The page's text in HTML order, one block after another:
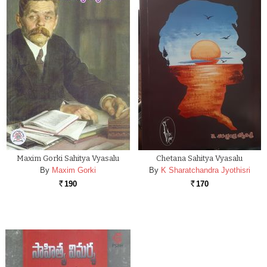
Maxim Gorki Sahitya Vyasalu
By Maxim Gorki
Rs. 190
Chetana Sahitya Vyasalu
By K Sharatchandra Jyothisri
Rs. 170